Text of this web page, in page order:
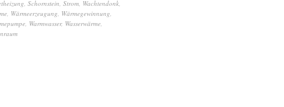
Schornstein Strom Wachtendonk
Wärmeerzeugung Wärmegewinnung
Warmwasser, Wasserwärme